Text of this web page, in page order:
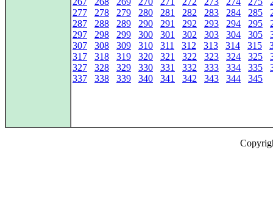
277
278 279 280 281 282 283 284 285
287
288 289 290 291 292 293 294 295
297
298 299 300 301 302 303 304 305
307
308 309 310 311 312 313 314 315
317
318 319 320 321 322 323 324 325
327
328 329 330 331 332 333 334 335
337
338 339 340 341 342 343 344 345